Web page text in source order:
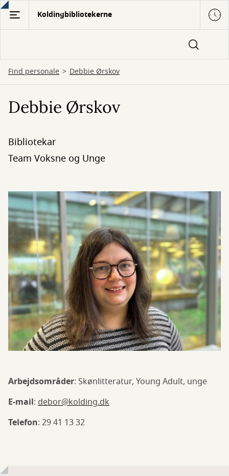
Gå
hovedindhold
Koldingbibliotekerne
Find personale Debbie Ørskov
Debbie Ørskov
Bibliotekar
Team Voksne og Unge
Arbejdsområder: Skønlitteratur, Young Adult, unge
E-mail: debor@kolding.dk
Telefon: 29 41 13 32